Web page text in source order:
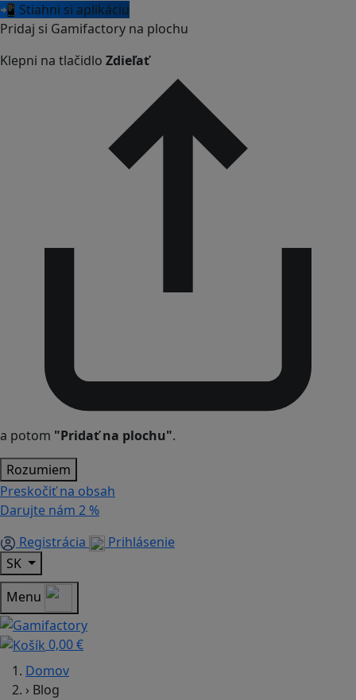
📲 Stiahni si aplikáciu
Pridaj si Gamifactory na plochu
Klepni na tlačidlo Zdieľať
a potom "Pridať na plochu".
Rozumiem
Preskočiť na obsah
Darujte nám 2 %
Registrácia
Prihlásenie
SK
Menu
0,00 €
Domov
› Blog